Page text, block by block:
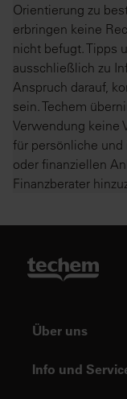
Orientierung zu
erbringen keine
nicht befugt. Tipps
ausschließlich zu
Anspruch darauf,
sein. Techem
Verwendung keine
für persönliche
oder finanziellen
Finanzberater
Über uns
Info und